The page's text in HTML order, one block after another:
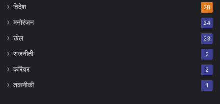
विदेश 28
मनोरंजन 24
खेल 23
राजनीती 2
करियर 2
तकनीकी 1